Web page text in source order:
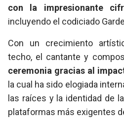
con la impresionante
incluyendo el codiciado
Con un crecimiento
techo, el cantante y
ceremonia gracias al
la cual ha sido elogiada
las raíces y la identidad de
plataformas más exigentes